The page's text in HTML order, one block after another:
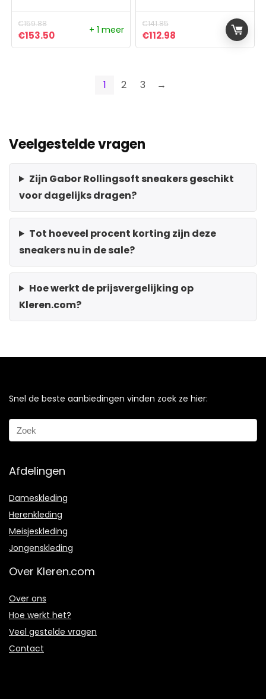
€159.88
Oorspronkelijke prijs was: €159.88.
€153.50Huidige prijs is: €153.50.
+ 1 meer
€141.85
Oorspronkelijke prijs was:
€112.98 Huidige prijs is:
1 2 3 →
Veelgestelde vragen
Zijn Gabor Rollingsoft sneakers geschikt
voor dagelijks dragen?
Tot hoeveel procent korting zijn deze
sneakers nu in de sale?
Hoe werkt de prijsvergelijking op
Kleren.com?
Snel de beste aanbiedingen vinden zoek ze hier:
Afdelingen
Dameskleding
Herenkleding
Meisjeskleding
Jongenskleding
Over Kleren.com
Over ons
Hoe werkt het?
Veel gestelde vragen
Contact